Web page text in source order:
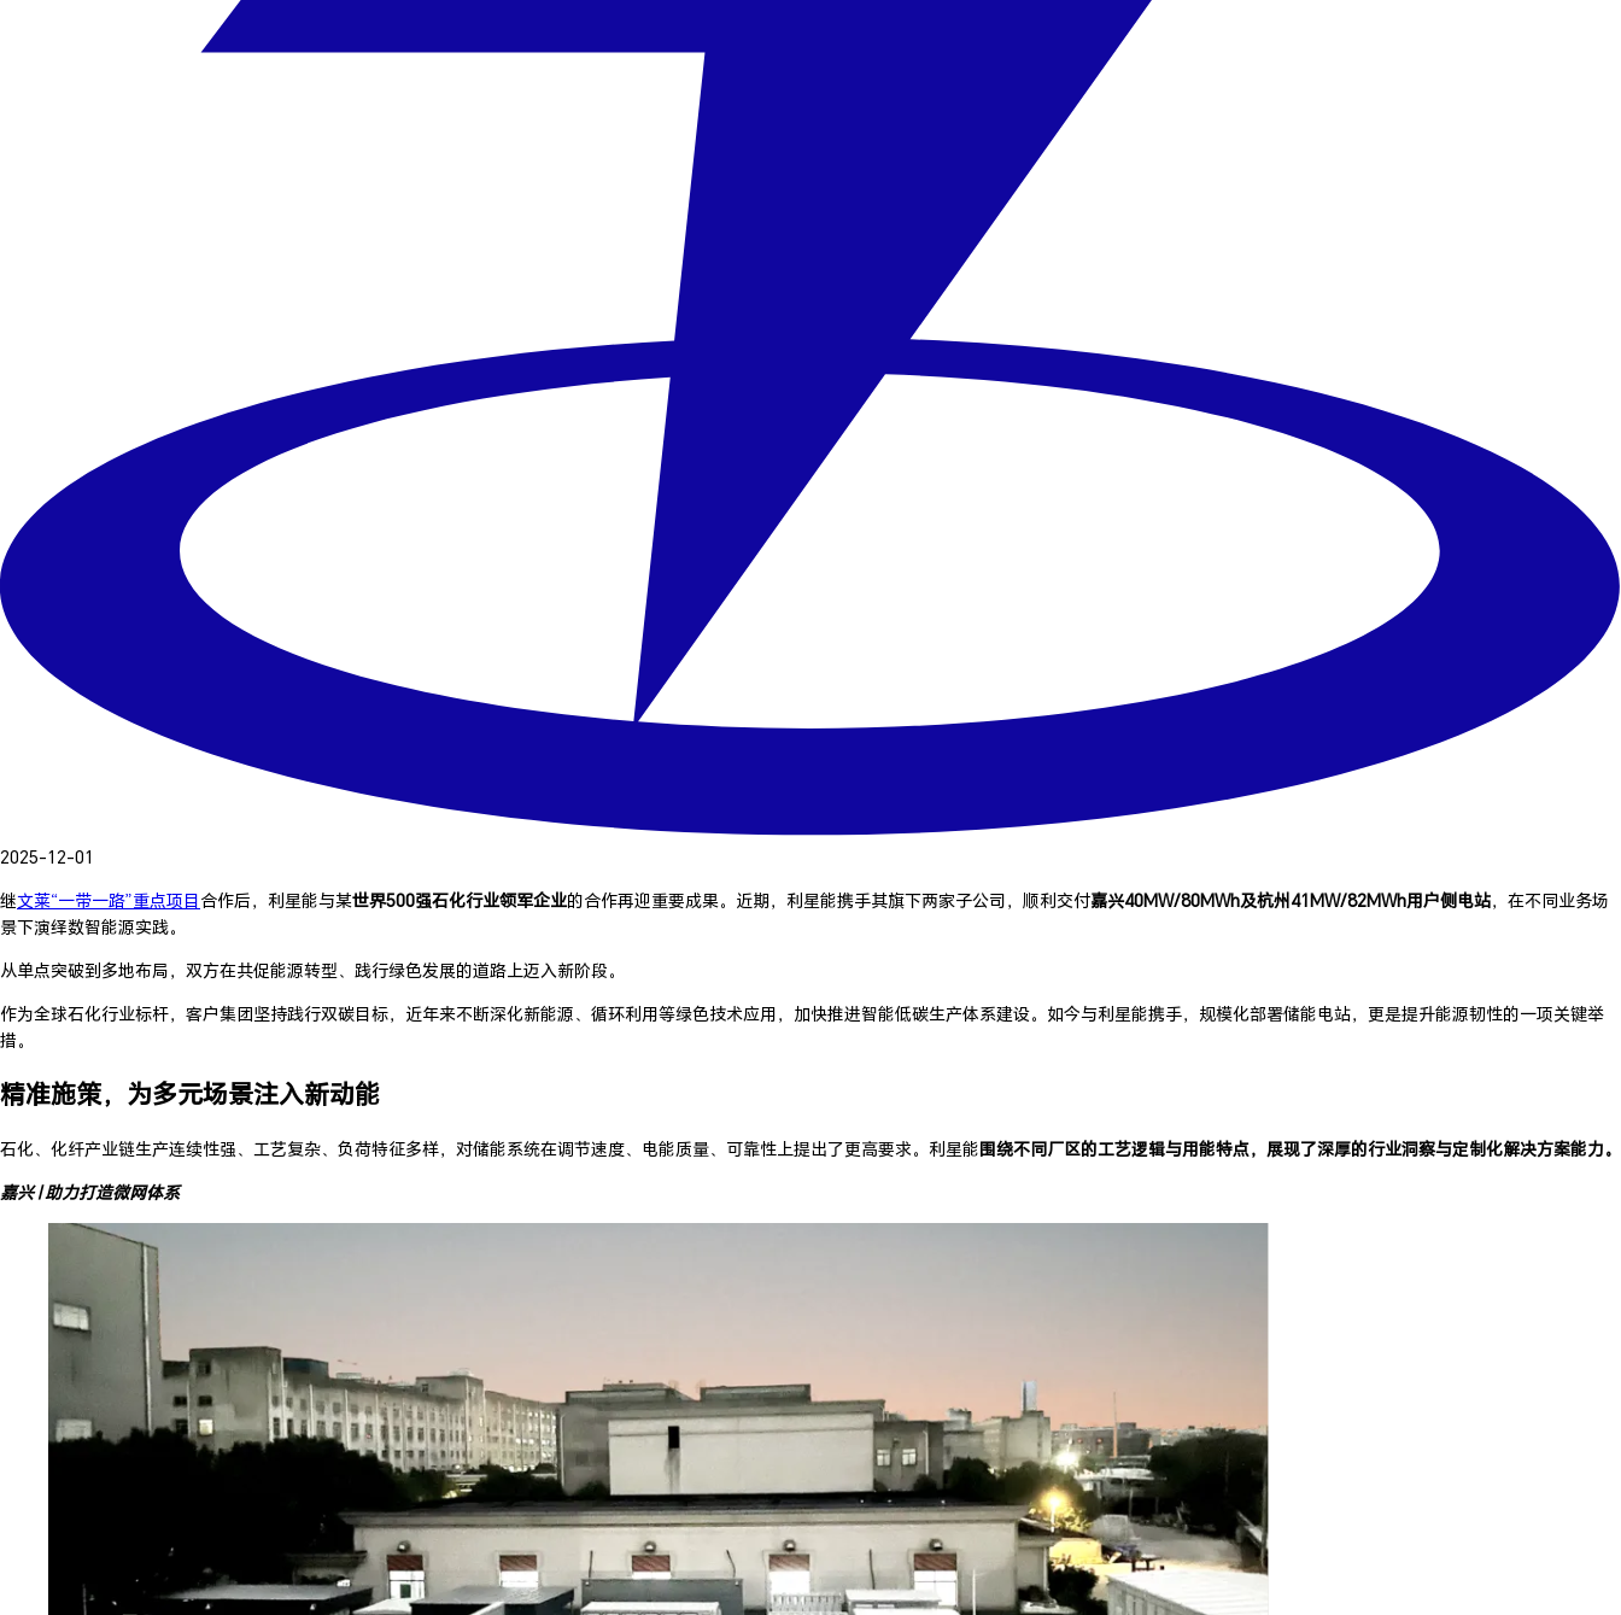
2025-12-01
继文莱“一带一路”重点项目合作后，利星能与某世界500强石化行业领军企业的合作再迎重要成果。近期，利星能携手其旗下两家子公司，顺利交付嘉兴40MW/80MWh及杭州41MW/82MWh用户侧电站，在不同业务场
景下演绎数智能源实践。
从单点突破到多地布局，双方在共促能源转型、践行绿色发展的道路上迈入新阶段。
作为全球石化行业标杆，客户集团坚持践行双碳目标，近年来不断深化新能源、循环利用等绿色技术应用，加快推进智能低碳生产体系建设。如今与利星能携手，规模化部署储能电站，更是提升能源韧性的一项关键举
措。
精准施策，为多元场景注入新动能
石化、化纤产业链生产连续性强、工艺复杂、负荷特征多样，对储能系统在调节速度、电能质量、可靠性上提出了更高要求。利星能围绕不同厂区的工艺逻辑与用能特点，展现了深厚的行业洞察与定制化解决方案能力。
嘉兴 | 助力打造微网体系